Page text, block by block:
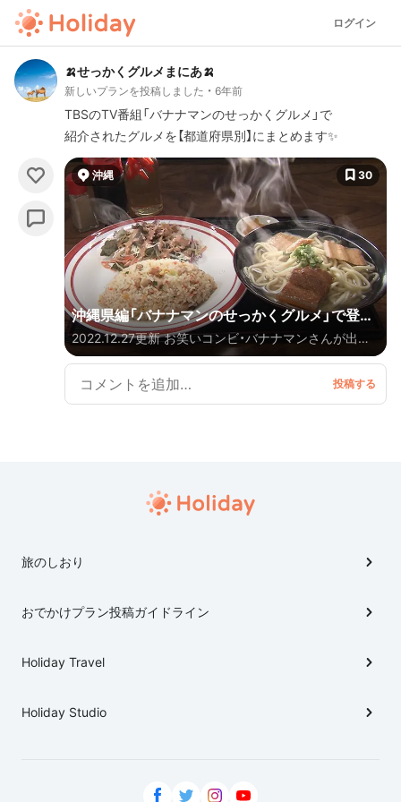
ログイン
🍌せっかくグルメまにあ🍌
新しいプランを投稿しました 6年前
TBSのTV番組「バナナマンのせっかくグルメ」で
紹介されたグルメを【都道府県別】にまとめます✨
沖縄 30
沖縄県編「バナナマンのせっかくグルメ」で登場
したお店
2022.12.27更新 お笑いコンビ・バナナマンさんが出演
するTBSのTV番組「バナナマンのせっかくグルメ」で
紹介されたグルメを【都道府県別】にまとめます✨ 毎
回、地元の方がおすすめするご当地グルメをおいしそ～
旅のしおり
おでかけプラン投稿ガイドライン
Holiday Travel
Holiday Studio